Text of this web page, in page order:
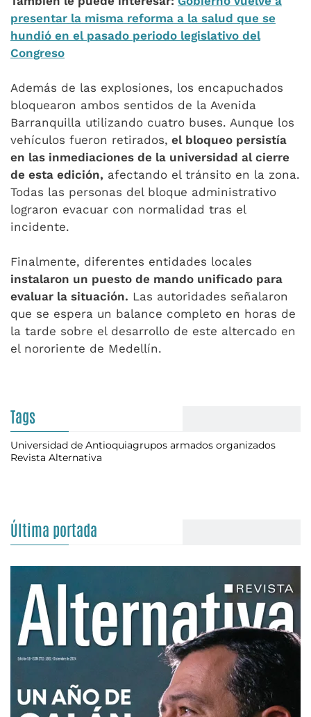
presentar la misma reforma a la salud que se
hundió en el pasado periodo legislativo del
Congreso
Además de las explosiones, los encapuchados
bloquearon ambos sentidos de la Avenida
Barranquilla utilizando cuatro buses. Aunque los
vehículos fueron retirados, el bloqueo persistía
en las inmediaciones de la universidad al cierre
de esta edición, afectando el tránsito en la zona.
Todas las personas del bloque administrativo
lograron evacuar con normalidad tras el
incidente.
Finalmente, diferentes entidades locales
instalaron un puesto de mando unificado para
evaluar la situación. Las autoridades señalaron
que se espera un balance completo en horas de
la tarde sobre el desarrollo de este altercado en
el nororiente de Medellín.
Tags
Universidad de Antioquiagrupos armados organizados
Revista Alternativa
Última portada